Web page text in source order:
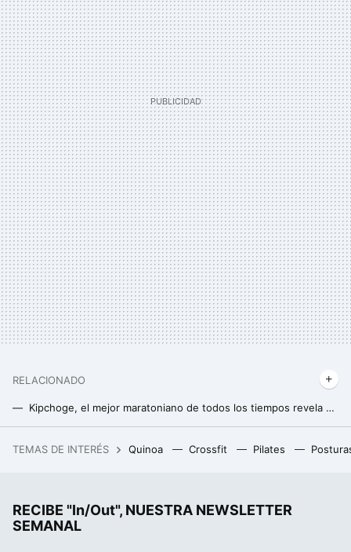
RELACIONADO
Kipchoge, el mejor maratoniano de todos los tiempos revela cómo entrena, qué come y su filosofía de vida actual y futura
Un joven de 19 años hackeó el iPhone, fue contratado por Apple y terminó despedido por no contestar a un correo
TEMAS DE INTERÉS Quinoa Crossfit Pilates
RECIBE "In/Out", NUESTRA NEWSLETTER
SEMANAL